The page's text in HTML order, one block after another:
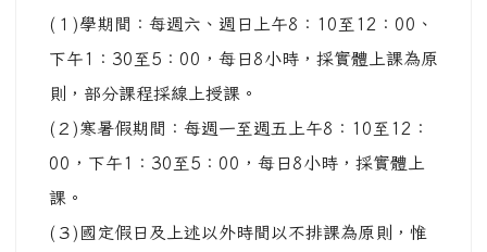
(１)學期間：每週六、週日上午8：10至12：00、
下午1：30至5：00，每日8小時，採實體上課為原
則，部分課程採線上授課。
(２)寒暑假期間：每週一至週五上午8：10至12：
00，下午1：30至5：00，每日8小時，採實體上
課。
(３)國定假日及上述以外時間以不排課為原則，惟